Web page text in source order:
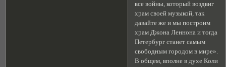
все войны, который воздвиг
храм своей музыкой, так
давайте же и мы построим
храм Джона Леннона и тогда
Петербург станет самым
свободным городом в мире».
В общем, вполне в духе Коли